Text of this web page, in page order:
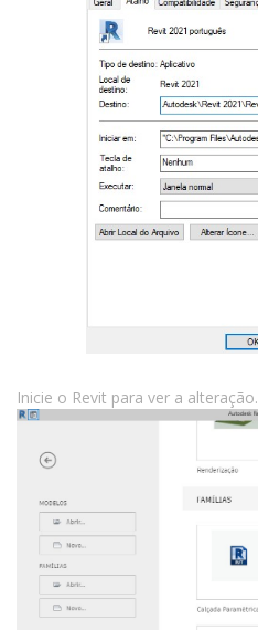
Inicie o Revit para ver a alteração.